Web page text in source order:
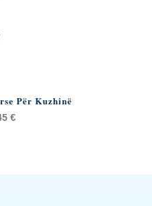
Për Kuzhinë
€